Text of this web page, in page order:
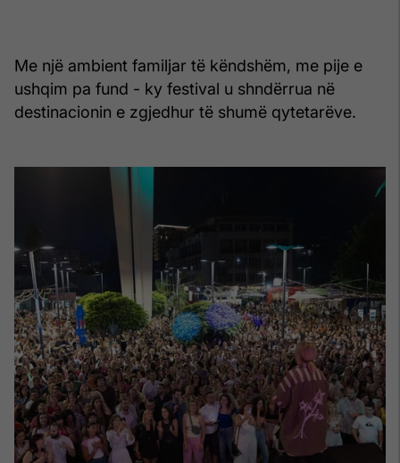
Me një ambient familjar të këndshëm, me pije e
ushqim pa fund - ky festival u shndërrua në
destinacionin e zgjedhur të shumë qytetarëve.